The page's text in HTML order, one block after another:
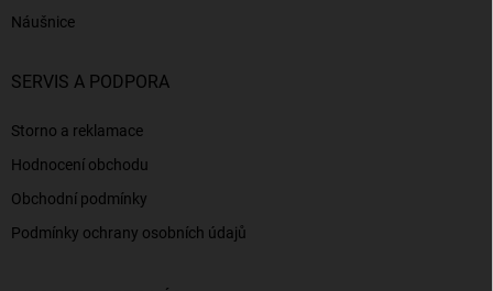
Náušnice
SERVIS A PODPORA
Storno a reklamace
Hodnocení obchodu
Obchodní podmínky
Podmínky ochrany osobních údajů